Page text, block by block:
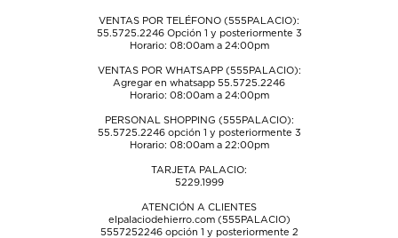
VENTAS POR TELÉFONO (555PALACIO):
55.5725.2246Opción 1 y posteriormente 3
Horario: 08:00am a 24:00pm
VENTAS POR WHATSAPP (555PALACIO):
Agregar en whatsapp 55.5725.2246
Horario: 08:00am a 24:00pm
PERSONAL SHOPPING (555PALACIO):
55.5725.2246opción 1 y posteriormente 3
Horario: 08:00am a 22:00pm
TARJETA PALACIO:
5229.1999
ATENCIÓN A CLIENTES
elpalaciodehierro.com (555PALACIO)
5557252246opción 1 y posteriormente 2